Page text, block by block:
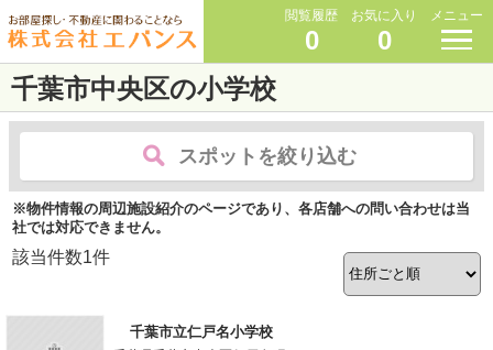
閲覧履歴
0
お気に入り
0
メニュー
千葉市中央区の小学校
スポットを絞り込む
※物件情報の周辺施設紹介のページであり、各店舗への問い合わせは当
社では対応できません。
該当件数1件
千葉市立仁戸名小学校